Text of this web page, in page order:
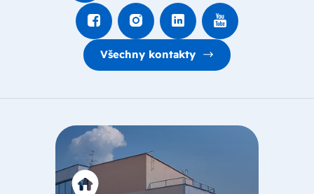
Všechny kontakty